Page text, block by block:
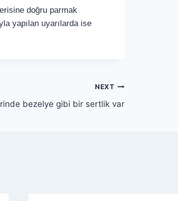
doğru parmak
yapılan uyarılarda ise
NEXT
bezelye gibi bir sertlik var